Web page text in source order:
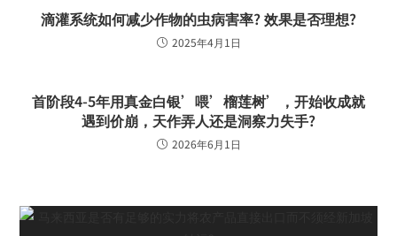
滴灌系统如何减少作物的虫病害率? 效果是否理想?
2025年4月1日
首阶段4-5年用真金白银’喂’榴莲树’，开始收成就
遇到价崩，天作弄人还是洞察力失手?
2026年6月1日